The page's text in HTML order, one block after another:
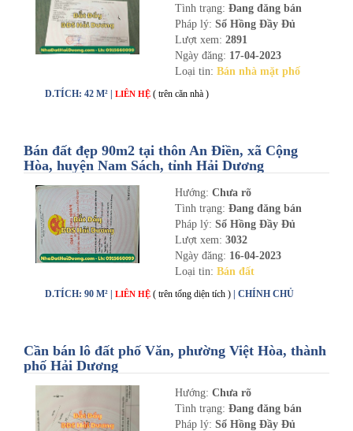
Tình trạng: Đang đăng bán
Pháp lý: Sổ Hồng Đầy Đủ
Lượt xem: 2891
Ngày đăng: 17-04-2023
Loại tin: Bán nhà mặt phố
D.TÍCH: 42 M² | LIÊN HỆ ( trên căn nhà )
Bán đất đẹp 90m2 tại thôn An Điền, xã Cộng
Hòa, huyện Nam Sách, tỉnh Hải Dương
Hướng: Chưa rõ
Tình trạng: Đang đăng bán
Pháp lý: Sổ Hồng Đầy Đủ
Lượt xem: 3032
Ngày đăng: 16-04-2023
Loại tin: Bán đất
D.TÍCH: 90 M² | LIÊN HỆ ( trên tổng diện tích ) | CHÍNH CHỦ
Cần bán lô đất phố Văn, phường Việt Hòa, thành
phố Hải Dương
Hướng: Chưa rõ
Tình trạng: Đang đăng bán
Pháp lý: Sổ Hồng Đầy Đủ